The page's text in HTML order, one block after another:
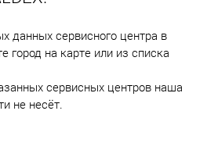
данных сервисного центра в
город на карте или из списка
сервисных центров наша
не несёт.